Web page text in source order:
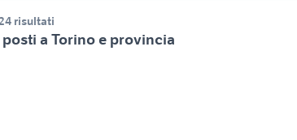
risultati
posti a Torino e provincia